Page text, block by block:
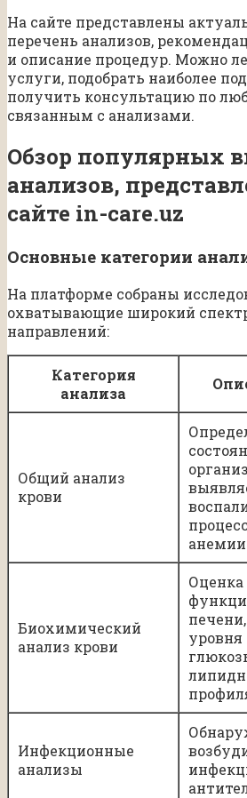
На сайте представлены
перечень анализов,
и описание процедур. Можно
услуги, подобрать наиболее
получить консультацию по
связанным с анализами.
Обзор популярных
анализов,
сайте in-care.uz
Основные категории
На платформе собраны
охватывающие широкий
направлений:
Категория
анализа
Общий анализ
крови
Биохимический
анализ крови
Оценка
уровня
Инфекционные
анализы